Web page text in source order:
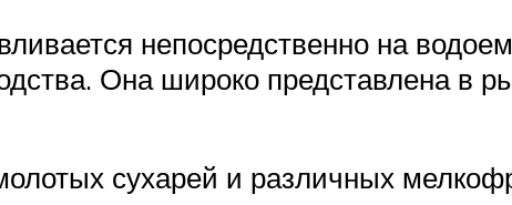
непосредственно на
Она широко представлена в
сухарей и различных